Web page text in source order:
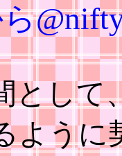
として
ように